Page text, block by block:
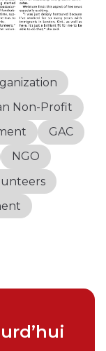
Non-Profit
GAC
NGO